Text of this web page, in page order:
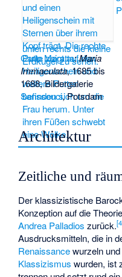
Carlo Maratta:Maria
Immaculata, 1685 bis
1688, Bildergalerie
Sanssouci, Potsdam
Architektur
Zeitliche und
Der klassizistische
Konzeption auf die
Andrea Palladios zurück.[4
Ausdrucksmitteln, die in
Renaissancewurzeln
Klassizismus wurden, ist